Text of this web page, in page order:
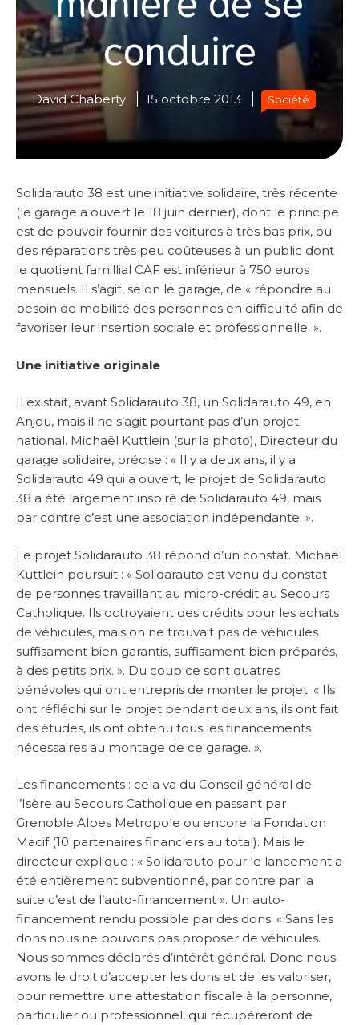
conduire
David Chaberty 15 octobre 2013 Société
Solidarauto 38 est une initiative solidaire, très récente
(le garage a ouvert le 18 juin dernier), dont le principe
est de pouvoir fournir des voitures à très bas prix, ou
des réparations très peu coûteuses à un public dont
le quotient famillial CAF est inférieur à 750 euros
mensuels. Il s’agit, selon le garage, de « répondre au
besoin de mobilité des personnes en difficulté afin de
favoriser leur insertion sociale et professionnelle. ».
Une initiative originale
Il existait, avant Solidarauto 38, un Solidarauto 49, en
Anjou, mais il ne s’agit pourtant pas d’un projet
national. Michaël Kuttlein (sur la photo), Directeur du
garage solidaire, précise : « Il y a deux ans, il y a
Solidarauto 49 qui a ouvert, le projet de Solidarauto
38 a été largement inspiré de Solidarauto 49, mais
par contre c’est une association indépendante. ».
Le projet Solidarauto 38 répond d’un constat. Michaël
Kuttlein poursuit : « Solidarauto est venu du constat
de personnes travaillant au micro-crédit au Secours
Catholique. Ils octroyaient des crédits pour les achats
de véhicules, mais on ne trouvait pas de véhicules
suffisament bien garantis, suffisament bien préparés,
à des petits prix. ». Du coup ce sont quatres
bénévoles qui ont entrepris de monter le projet. « Ils
ont réfléchi sur le projet pendant deux ans, ils ont fait
des études, ils ont obtenu tous les financements
nécessaires au montage de ce garage. ».
Les financements : cela va du Conseil général de
l’Isère au Secours Catholique en passant par
Grenoble Alpes Metropole ou encore la Fondation
Macif (10 partenaires financiers au total). Mais le
directeur explique : « Solidarauto pour le lancement a
été entièrement subventionné, par contre par la
suite c’est de l’auto-financement ». Un auto-
financement rendu possible par des dons. « Sans les
dons nous ne pouvons pas proposer de véhicules.
Nous sommes déclarés d’intérêt général. Donc nous
avons le droit d’accepter les dons et de les valoriser,
pour remettre une attestation fiscale à la personne,
particulier ou professionnel, qui récupéreront de